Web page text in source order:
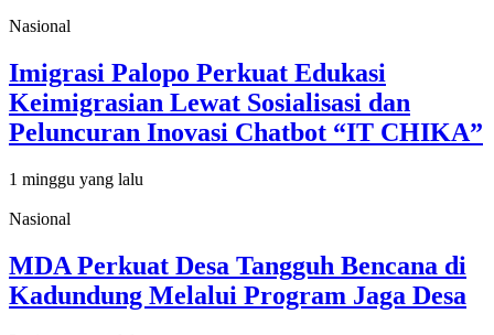
Nasional
Imigrasi Palopo Perkuat Edukasi
Keimigrasian Lewat Sosialisasi dan
Peluncuran Inovasi Chatbot “IT CHIKA”
1 minggu yang lalu
Nasional
MDA Perkuat Desa Tangguh Bencana di
Kadundung Melalui Program Jaga Desa